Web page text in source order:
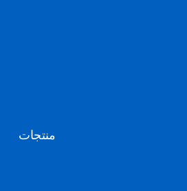
منتجات